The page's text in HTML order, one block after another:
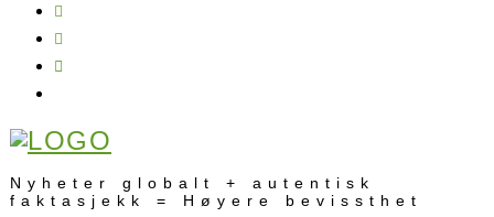
Nyheter globalt + autentisk
faktasjekk = Høyere bevissthet